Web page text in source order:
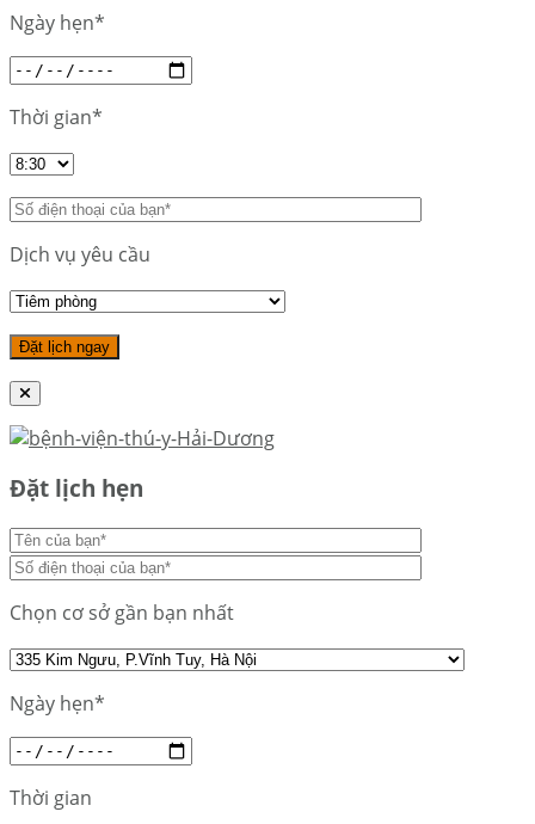
Ngày hẹn*
Thời gian*
Dịch vụ yêu cầu
Đặt lịch hẹn
Chọn cơ sở gần bạn nhất
Ngày hẹn*
Thời gian